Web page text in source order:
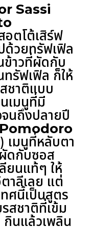
Sassi
อตโต้เสิร์ฟ
ด้วยทรัฟเฟิล
ข้าวที่ผัดกับ
รัฟเฟิล ก็ให้
ชาติแบบ
เมนูที่มี
จนถึงปลายปี
เมนูที่หลับตา
ดกับซอส
ยนแท้ๆ ให้
าลีเลย แต่
ศนี้เป็นสูตร
สชาติที่เข้ม
กินแล้วเพลิน